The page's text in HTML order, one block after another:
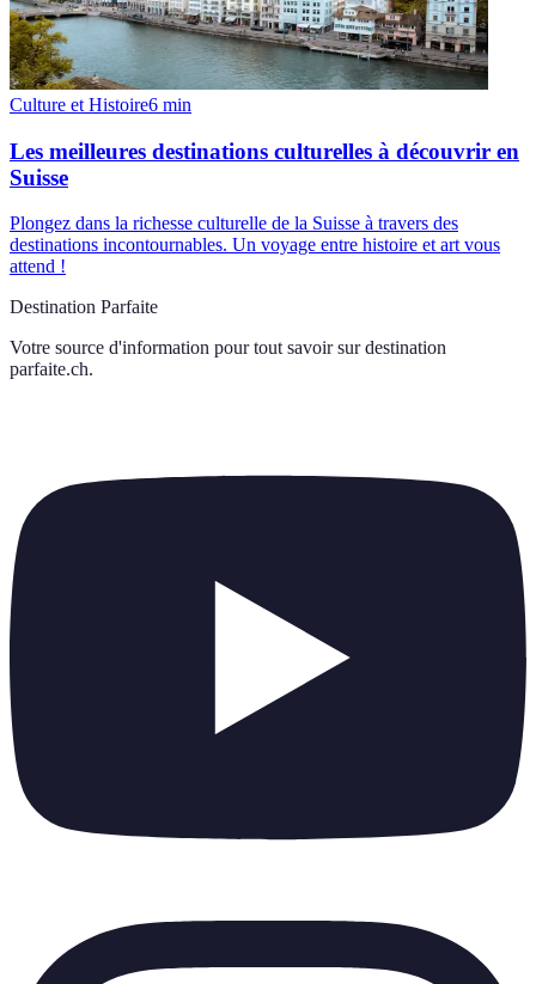
Culture et Histoire6 min
Les meilleures destinations culturelles à découvrir en
Suisse
Plongez dans la richesse culturelle de la Suisse à travers des
destinations incontournables. Un voyage entre histoire et art vous
attend !
Destination Parfaite
Votre source d'information pour tout savoir sur destination
parfaite.ch.